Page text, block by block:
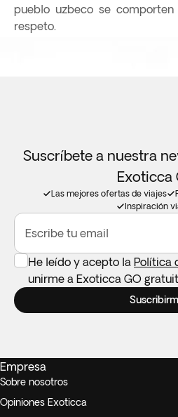
pueblo uzbeco se
respeto.
Suscríbete a nuestra
Exoticca
Las mejores ofertas de viajes
Inspiración
Escribe tu email
He leído y acepto la Política
unirme a Exoticca GO
Empresa
Sobre nosotros
Opiniones Exoticca